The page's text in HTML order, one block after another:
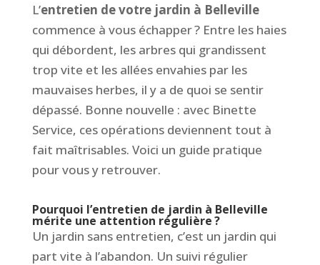
L’entretien de votre jardin à Belleville
commence à vous échapper ? Entre les haies
qui débordent, les arbres qui grandissent
trop vite et les allées envahies par les
mauvaises herbes, il y a de quoi se sentir
dépassé. Bonne nouvelle : avec Binette
Service, ces opérations deviennent tout à
fait maîtrisables. Voici un guide pratique
pour vous y retrouver.
Pourquoi l’entretien de jardin à Belleville
mérite une attention régulière ?
Un jardin sans entretien, c’est un jardin qui
part vite à l’abandon. Un suivi régulier